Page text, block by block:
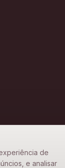
de
e analisar